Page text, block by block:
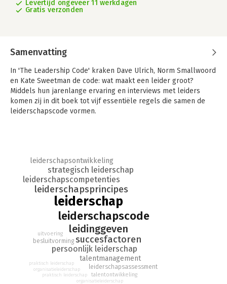
Levertijd ongeveer 11 werkdagen
Gratis verzonden
Samenvatting
In 'The Leadership Code' kraken Dave Ulrich, Norm Smallwoord
en Kate Sweetman de code: wat maakt een leider groot?
Middels hun jarenlange ervaring en interviews met leiders
komen zij in dit boek tot vijf essentiële regels die samen de
leiderschapscode vormen.
leiderschap
leiderschapscode
leidinggeven
leiderschapsprincipes
succesfactoren
persoonlijk leiderschap
leiderschapscompetenties
strategisch leiderschap
talentmanagement
leiderschapsontwikkeling
besluitvorming
leiderschapsassessment
talentontwikkeling
uitvoering
organisatieleiderschap
praktisch leiderschap
organisatieleiderschap
praktisch leiderschap